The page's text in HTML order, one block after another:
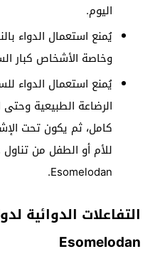
اليوم.
يُمنع استعمال الدواء
وخاصة الأشخاص كبار
يُمنع استعمال الدواء
الرضاعة الطبيعية
كامل، ثم يكون تحت
للأم أو الطفل من تناول
Esomelodan.
التفاعلات الدوائية
Esomelodan